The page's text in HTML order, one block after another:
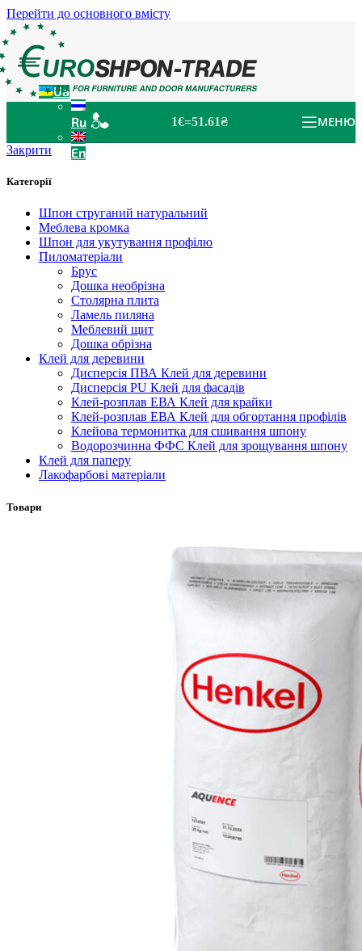
Перейти до основного вмісту
Ua
Ru
En
1€=51.61₴ МЕНЮ
Закрити
Категорії
Шпон струганий натуральний
Меблева кромка
Шпон для укутування профілю
Пиломатеріали
Брус
Дошка необрізна
Столярна плита
Ламель пиляна
Меблевий щит
Дошка обрізна
Клей для деревини
Дисперсія ПВА Клей для деревини
Дисперсія PU Клей для фасадів
Клей-розплав ЕВА Клей для крайки
Клей-розплав ЕВА Клей для обгортання профілів
Клейова термонитка для сшивання шпону
Водорозчинна ФФС Клей для зрощування шпону
Клей для паперу
Лакофарбові матеріали
Товари